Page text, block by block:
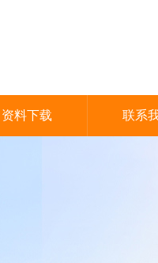
资料下载 联系